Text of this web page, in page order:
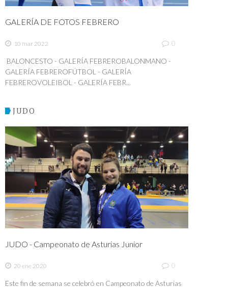
GALERÍA DE FOTOS FEBRERO
10 mar 2022 0
BALONCESTO - GALERÍA FEBREROBALONMANO -
GALERÍA FEBREROFÚTBOL - GALERÍA
FEBREROVOLEIBOL - GALERÍA FEBR...
JUDO
JUDO - Campeonato de Asturias Junior
20 ene 2020 0
Este fin de semana se celebró en Campeonato de Asturias